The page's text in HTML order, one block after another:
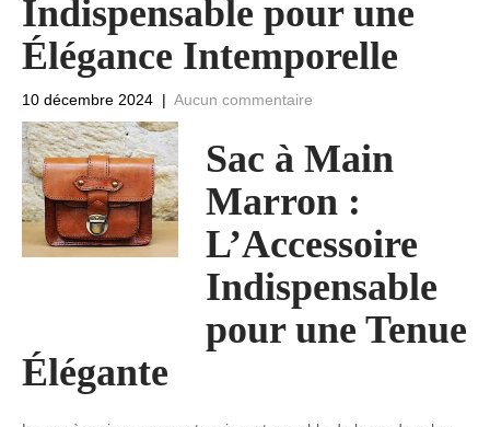
Indispensable pour une
Élégance Intemporelle
10 décembre 2024 | Aucun commentaire
Sac à Main
Marron :
L’Accessoire
Indispensable
pour une Tenue
Élégante